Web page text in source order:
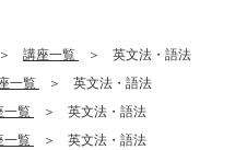
講座一覧
英文法・語法
一覧
英文法・語法
一覧
英文法・語法
一覧
英文法・語法